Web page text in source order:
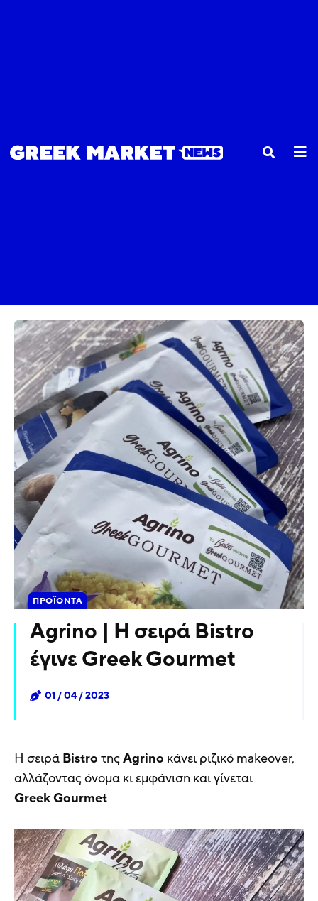
ΠΡΟΪΌΝΤΑ
Agrino | Η σειρά Bistro
έγινε Greek Gourmet
01 / 04 / 2023
Η σειρά Bistro τηςAgrino κάνει ριζικό makeover,
αλλάζοντας όνομα κι εμφάνιση και γίνεται
GreekGourmet